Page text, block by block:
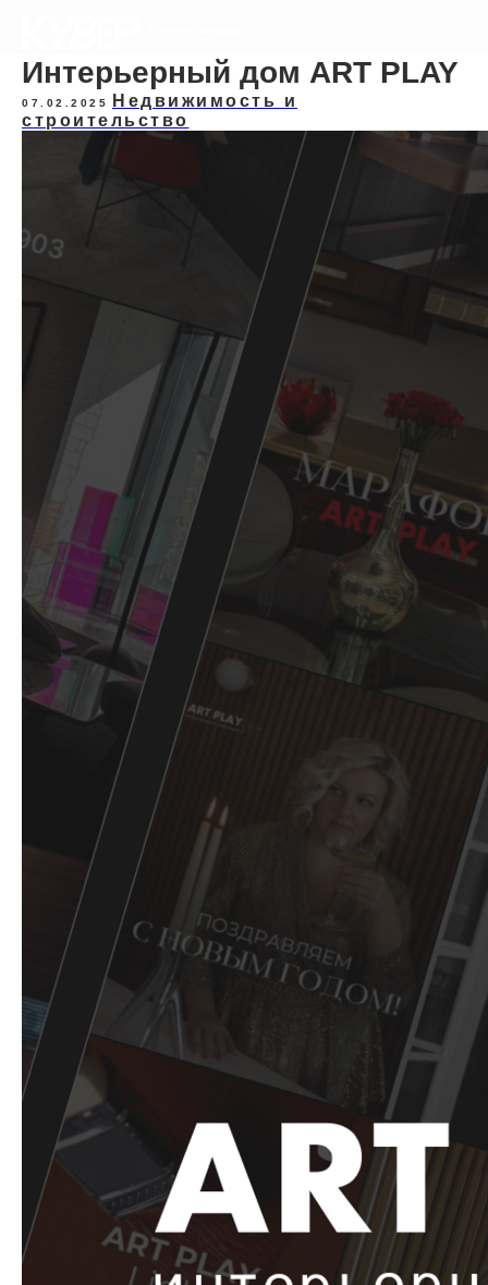
Интерьерный дом ART PLAY
07.02.2025
Недвижимость и
строительство